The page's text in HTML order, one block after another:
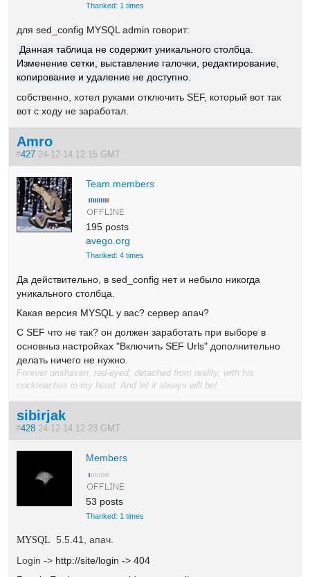
Thanked: 1 times
для sed_config MYSQL admin говорит:
Данная таблица не содержит уникального столбца.
Изменение сетки, выставление галочки, редактирование,
копирование и удаление не доступно.
собственно, хотел руками отключить SEF, который вот так
вот с ходу не заработал.
Amro
#427 24-12-14 12:15 GMT
Team members
195 posts
avego.org
Thanked: 4 times
Да действительно, в sed_config нет и небыло никогда
уникального столбца.
Какая версия MYSQL у вас? сервер апач?
C SEF что не так? он должен заработать при выборе в
основныз настройках "Включить SEF Urls" дополнительно
делать ничего не нужно.
Forever unshaven, red-eyed, detached from reality, with his
cockroaches in my head. And let it always will be!
sibirjak
#428 24-12-14 12:23 GMT
Members
53 posts
Thanked: 1 times
MYSQL
5.5.41, апач.
Login -> http://site/login -> 404